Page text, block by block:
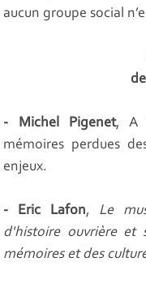
aucun groupe social
- Michel Pigenet,A
mémoires perdues
enjeux.
- Eric Lafon, Le
d'histoire ouvrière et
mémoires et des